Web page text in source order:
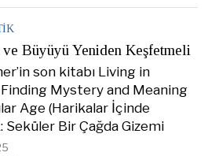
ve Büyüyü Yeniden Keşfetmeli
son kitabı Living in
Mystery and Meaning
Age (Harikalar İçinde
Seküler Bir Çağda Gizemi